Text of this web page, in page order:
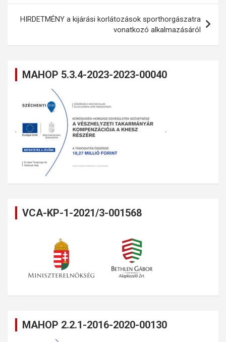
HIRDETMÉNY a kijárási korlátozások sporthorgászatra
vonatkozó alkalmazásáról
MAHOP 5.3.4-2023-2023-00040
VCA-KP-1-2021/3-001568
MAHOP 2.2.1-2016-2020-00130